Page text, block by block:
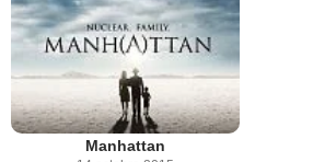
Manhattan